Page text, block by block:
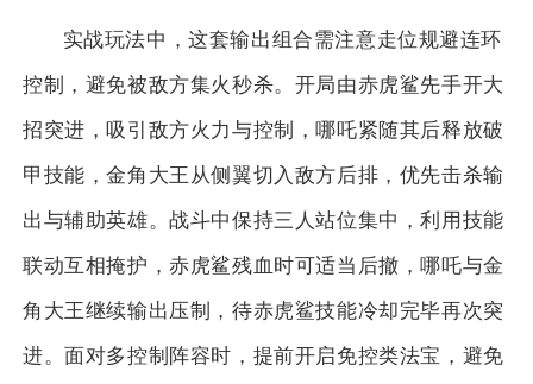
实战玩法中，这套输出组合需注意走位规避连环
控制，避免被敌方集火秒杀。开局由赤虎鲨先手开大
招突进，吸引敌方火力与控制，哪吒紧随其后释放破
甲技能，金角大王从侧翼切入敌方后排，优先击杀输
出与辅助英雄。战斗中保持三人站位集中，利用技能
联动互相掩护，赤虎鲨残血时可适当后撤，哪吒与金
角大王继续输出压制，待赤虎鲨技能冷却完毕再次突
进。面对多控制阵容时，提前开启免控类法宝，避免